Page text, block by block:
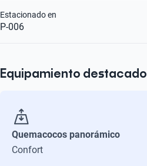
P-006
Estacionado en
Equipamiento destacado
Quemacocos panorámico
Confort